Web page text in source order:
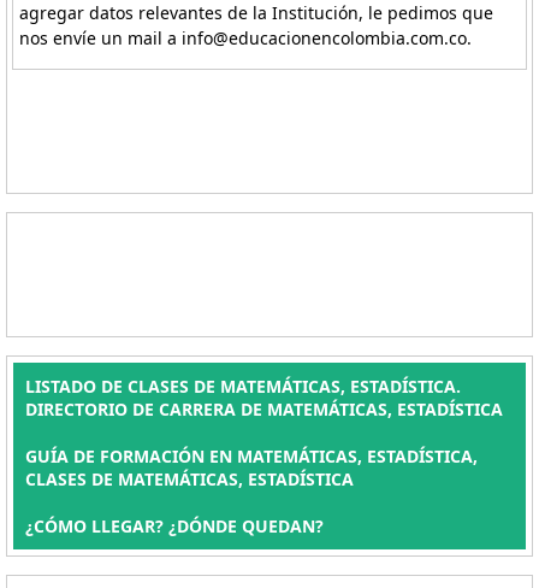
agregar datos relevantes de la Institución, le pedimos que
nos envíe un mail a info@educacionencolombia.com.co.
LISTADO DE CLASES DE MATEMÁTICAS, ESTADÍSTICA.
DIRECTORIO DE CARRERA DE MATEMÁTICAS, ESTADÍSTICA
GUÍA DE FORMACIÓN EN MATEMÁTICAS, ESTADÍSTICA,
CLASES DE MATEMÁTICAS, ESTADÍSTICA
¿CÓMO LLEGAR? ¿DÓNDE QUEDAN?